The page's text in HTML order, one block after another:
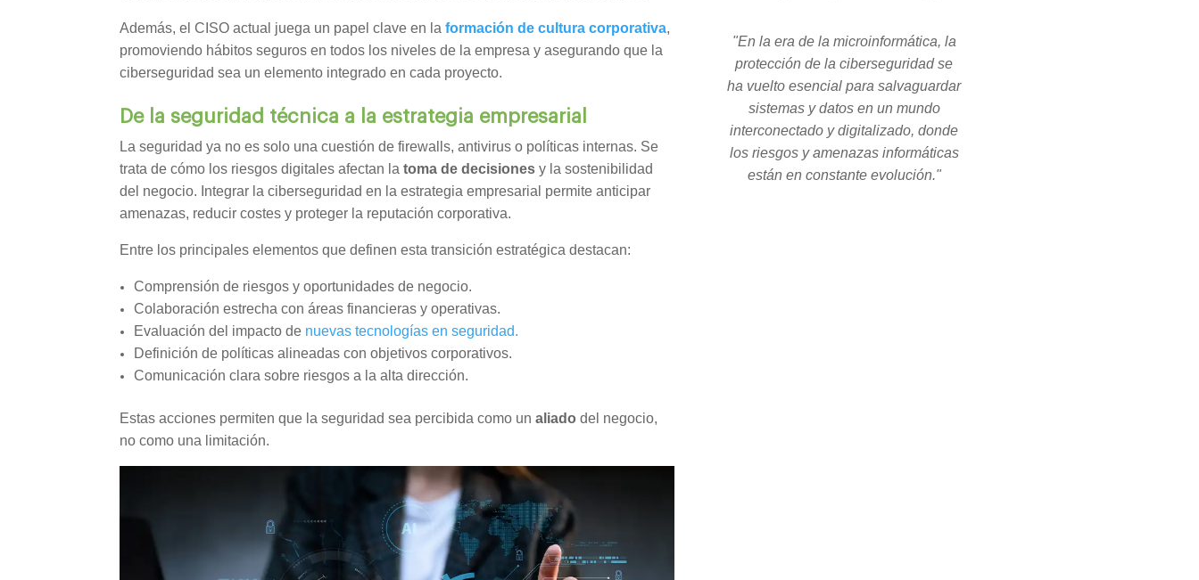
Además, el CISO actual juega un papel clave en la formación de cultura corporativa,
promoviendo hábitos seguros en todos los niveles de la empresa y asegurando que la
ciberseguridad sea un elemento integrado en cada proyecto.
De la seguridad técnica a la estrategia empresarial
La seguridad ya no es solo una cuestión de firewalls, antivirus o políticas internas. Se
trata de cómo los riesgos digitales afectan latoma de decisiones y la sostenibilidad
del negocio. Integrar la ciberseguridad en la estrategia empresarial permite anticipar
amenazas, reducir costes y proteger la reputación corporativa.
Entre los principales elementos que definen esta transición estratégica destacan:
Comprensión de riesgos y oportunidades de negocio.
Colaboración estrecha con áreas financieras y operativas.
Evaluación del impacto de nuevas tecnologías en seguridad.
Definición de políticas alineadas con objetivos corporativos.
Comunicación clara sobre riesgos a la alta dirección.
Estas acciones permiten que la seguridad sea percibida como unaliado del negocio,
no como una limitación.
"En la era de la microinformática, la
protección de la ciberseguridad se
ha vuelto esencial para salvaguardar
sistemas y datos en un mundo
interconectado y digitalizado, donde
los riesgos y amenazas informáticas
están en constante evolución."